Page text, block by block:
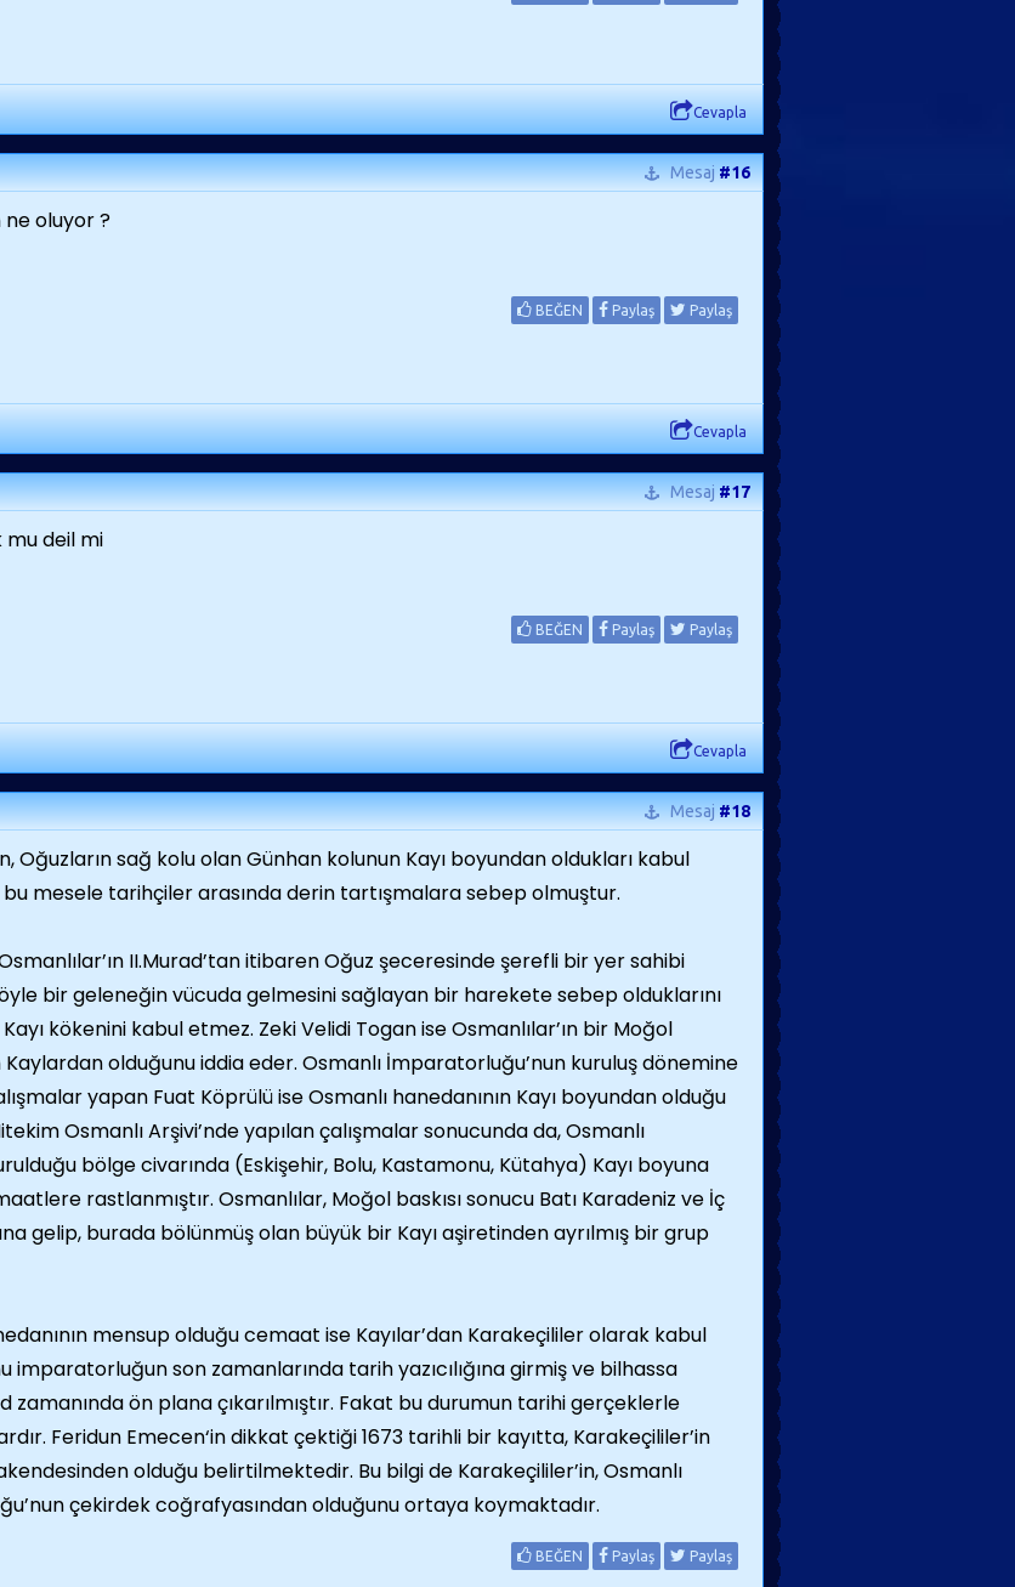
Cevapla
Mesaj#16
oluyor ?
BEĞEN Paylaş Paylaş
Cevapla
Mesaj#17
deil mi
BEĞEN Paylaş Paylaş
Cevapla
Mesaj#18
Oğuzların sağ kolu olan Günhan kolunun Kayı boyundan oldukları kabul
mesele tarihçiler arasında derin tartışmalara sebep olmuştur.
II.Murad’tan itibaren Oğuz şeceresinde şerefli bir yer sahibi
bir geleneğin vücuda gelmesini sağlayan bir harekete sebep olduklarını
kökenini kabul etmez. Zeki Velidi Togan ise Osmanlılar’ın bir Moğol
olduğunu iddia eder. Osmanlı İmparatorluğu’nun kuruluş dönemine
yapan Fuat Köprülü ise Osmanlı hanedanının Kayı boyundan olduğu
Osmanlı Arşivi’nde yapılan çalışmalar sonucunda da, Osmanlı
bölge civarında (Eskişehir, Bolu, Kastamonu, Kütahya) Kayı boyuna
rastlanmıştır. Osmanlılar, Moğol baskısı sonucu Batı Karadeniz ve İç
gelip, burada bölünmüş olan büyük bir Kayı aşiretinden ayrılmış bir grup
mensup olduğu cemaat ise Kayılar’dan Karakeçililer olarak kabul
imparatorluğun son zamanlarında tarih yazıcılığına girmiş ve bilhassa
zamanında ön plana çıkarılmıştır. Fakat bu durumun tarihi gerçeklerle
Feridun Emecen‘in dikkat çektiği 1673 tarihli bir kayıtta, Karakeçililer’in
olduğu belirtilmektedir. Bu bilgi de Karakeçililer’in, Osmanlı
çekirdek coğrafyasından olduğunu ortaya koymaktadır.
BEĞEN Paylaş Paylaş